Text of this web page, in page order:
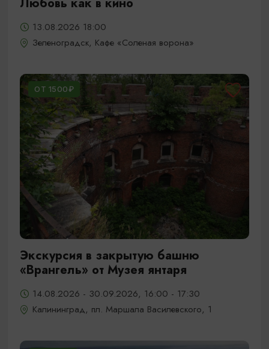
13.08.2026 18:00
Зеленоградск, Кафе «Соленая ворона»
ОТ 1500₽
Экскурсия в закрытую башню
«Врангель» от Музея янтаря
14.08.2026 - 30.09.2026, 16:00 - 17:30
Калининград, пл. Маршала Василевского, 1